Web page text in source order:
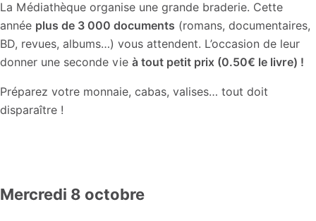
La Médiathèque organise une grande braderie. Cette
année plus de 3 000 documents (romans, documentaires,
BD, revues, albums…) vous attendent. L’occasion de leur
donner une seconde vie à tout petit prix (0.50€ le livre) !
Préparez votre monnaie, cabas, valises… tout doit
disparaître !
Mercredi 8 octobre